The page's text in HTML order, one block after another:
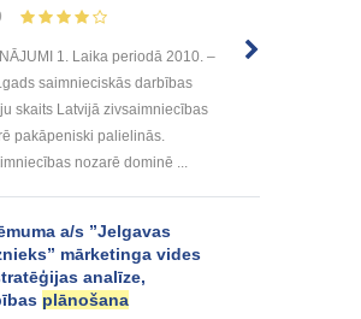
1. Laika periodā 2010. –
saimnieciskās darbības
skaits Latvijā zivsaimniecības
pakāpeniski palielinās.
nozarē dominē ...
a/s ”Jelgavas
mārketinga vides
analīze,
plānošana